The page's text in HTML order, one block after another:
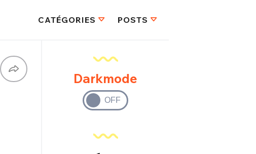
CATÉGORIES POSTS
Darkmode